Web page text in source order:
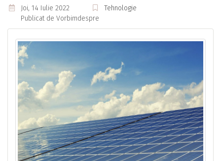
Joi, 14 Iulie 2022
Tehnologie
Publicat de Vorbimdespre